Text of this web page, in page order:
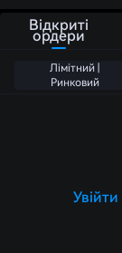
Відкриті
ордери
Лімітний |
Ринковий
Увійти